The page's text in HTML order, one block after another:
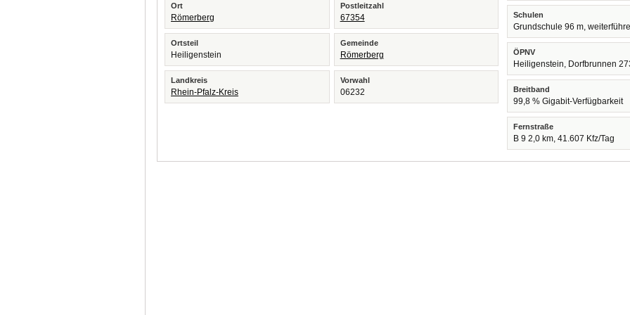
Ort
Römerberg
Postleitzahl
67354
Ortsteil
Heiligenstein
Gemeinde
Römerberg
Landkreis
Rhein-Pfalz-Kreis
Vorwahl
06232
Schulen
Grundschule 96 m,
ÖPNV
Heiligenstein, Dorfbrunnen
Breitband
99,8 % Gigabit-Verfügbarkeit
Fernstraße
B 9 2,0 km, 41.607 Kfz/Tag